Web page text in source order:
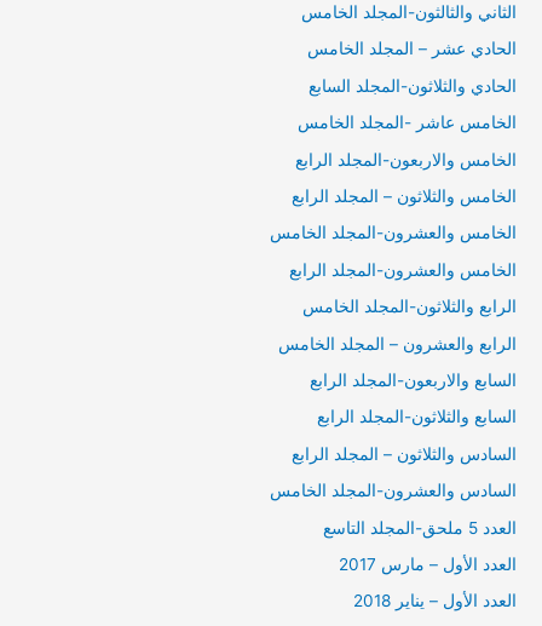
الثاني والثالثون-المجلد الخامس
الحادي عشر – المجلد الخامس
الحادي والثلاثون-المجلد السابع
الخامس عاشر -المجلد الخامس
الخامس والاربعون-المجلد الرابع
الخامس والثلاثون – المجلد الرابع
الخامس والعشرون-المجلد الخامس
الخامس والعشرون-المجلد الرابع
الرابع والثلاثون-المجلد الخامس
الرابع والعشرون – المجلد الخامس
السابع والاربعون-المجلد الرابع
السابع والثلاثون-المجلد الرابع
السادس والثلاثون – المجلد الرابع
السادس والعشرون-المجلد الخامس
العدد 5 ملحق-المجلد التاسع
العدد الأول – مارس 2017
العدد الأول – يناير 2018